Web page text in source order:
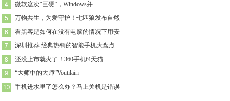
微软这次“巨硬”，Windows并
万物共生，为爱守护！七匹狼发布自然
看黑客是如何在没有电脑的情况下用安
深圳推荐 经典热销的智能手机大盘点
还没上市就火了！360手机f4天猫
“大师中的大师”Voutilain
手机进水里了怎么办？马上关机是错误